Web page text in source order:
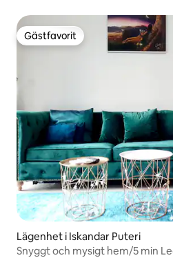
Gästfavorit
Gästfavorit
Lägenhet i Iskandar Puteri
Snyggt och mysigt hem/5 min